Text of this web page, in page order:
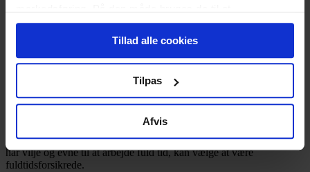
personalisere indhold til dig, herunder på vores
hjemmeside, i emails og i annoncer. Ønsker du senere
hen at ændre dit cookie-samtykke, kan du altid gøre det
ved at klikke på "Cookiepolitik" nederst på alle sider.
Tillad alle cookies
Tilpas
Afvis
Kontingentssatser 2026
Fuldtidsforsikret
1.683,- kr. pr. kvartal uden efterløn for CA a-kasse
180,- kr. pr. kvartal for CA Advokathjælp (tilkøb)
Medlemmer som arbejder mere end 30 timer om ugen skal være
fuldtidsforsikrede. Medlemmer, der arbejder færre timer, men som
har vilje og evne til at arbejde fuld tid, kan vælge at være
fuldtidsforsikrede.